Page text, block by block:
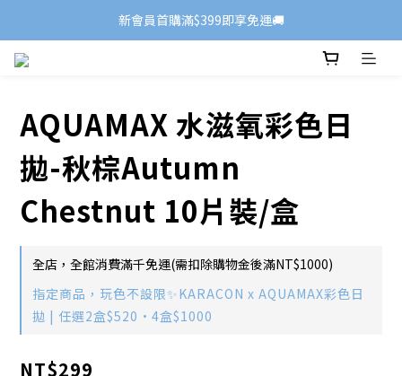
新會員首購滿$399即享免運🚚
AQUAMAX 水滋氧彩色日
拋-秋棕Autumn
Chestnut 10片裝/盒
全店，全館消費滿千免運(需扣除購物金後滿NT$1000)
指定商品，玩色不設限✨KARACON x AQUAMAX彩色日
拋 | 任選2盒$520·4盒$1000
NT$299